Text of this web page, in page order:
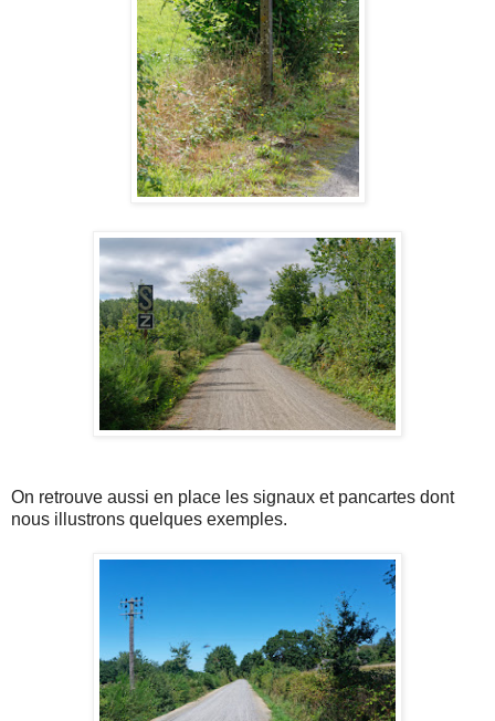
On retrouve aussi en place les signaux et pancartes dont
nous illustrons quelques exemples.